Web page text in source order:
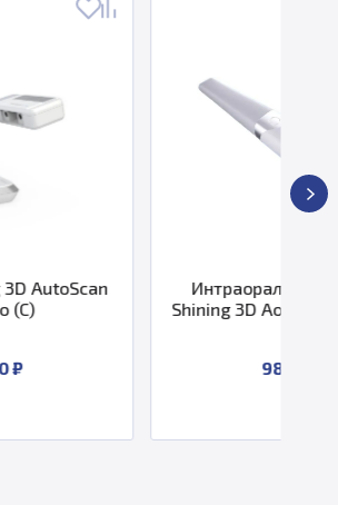
Интраоральный 3D сканер
Shining 3D Aoralscan 3 Wireless